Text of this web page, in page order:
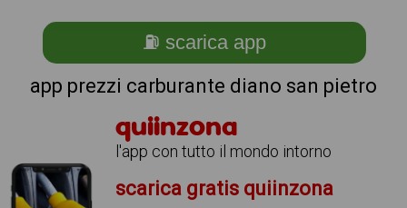
⛽ scarica app
app prezzi carburante diano san pietro
quiinzona
l'app con tutto il mondo intorno
scarica gratis quiinzona